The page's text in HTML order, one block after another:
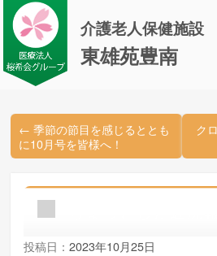
介護老人保健施設
東雄苑豊南
← 季節の節目を感じるととも
に10月号を皆様へ！
ク
投稿日：2023年10月25日